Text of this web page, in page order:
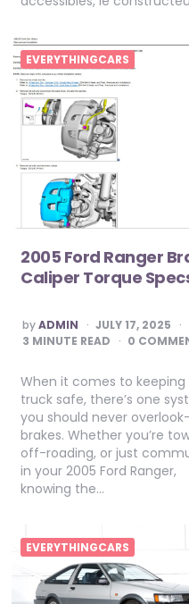
EVERYTHINGCARS
2005 Ford Ranger
Caliper Torque
POSTED
BY
by ADMIN
JULY 17, 2025
3 MINUTE READ 0
When it comes to keeping
truck safe, there’s one
you should never
brakes. Whether you’re
off-roading, or just
in your 2005 Ford Ranger,
knowing the…
EVERYTHINGCARS